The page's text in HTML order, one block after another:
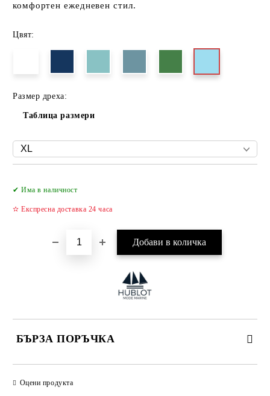
комфортен ежедневен стил.
Цвят:
Размер дреха:
Таблица размери
✔ Има в наличност
✫ Експресна доставка 24 часа
БЪРЗА ПОРЪЧКА
Оцени продукта